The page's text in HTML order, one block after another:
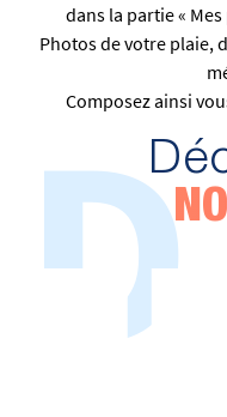
dans la partie «
Photos de votre plaie,
Composez ainsi
D